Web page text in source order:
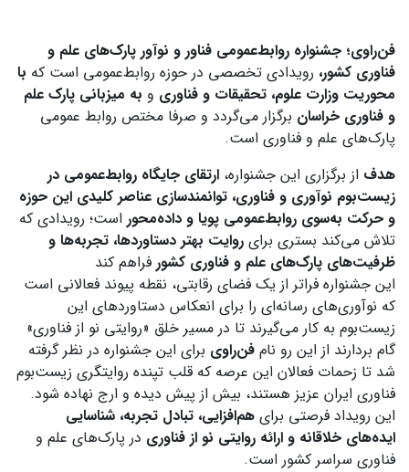
فن‌راوی؛ جشنواره روابط‌عمومی فناور و نوآور پارک‌های علم و
فناوری کشور، رویدادی تخصصی در حوزه روابط‌عمومی است که با
محوریت وزارت علوم، تحقیقات و فناوری و به میزبانی پارک علم
و فناوری خراسان برگزار می‌گردد و صرفا مختص روابط عمومی
پارک‌های علم و فناوری است.
هدف از برگزاری این جشنواره، ارتقای جایگاه روابط‌عمومی در
زیست‌بوم نوآوری و فناوری، توانمندسازی عناصر کلیدی این حوزه
و حرکت به‌سوی روابط‌عمومی پویا و داده‌محور ‌است؛ رویدادی که
تلاش می‌کند بستری برای روایت بهتر دستاوردها، تجربه‌ها و
ظرفیت‌های پارک‌های علم و فناوری کشور فراهم کند
این جشنواره فراتر از یک فضای رقابتی، نقطه پیوند فعالانی است
که نوآوری‌های رسانه‌ای را برای انعکاس دستاوردهای این
زیست‌بوم به کار می‌گیرند تا در مسیر خلق «روایتی نو از فناوری»
گام بردارند از این رو نام فن‌راوی برای این جشنواره در نظر گرفته
شد تا زحمات فعالان این عرصه که قلب تپنده روایتگری زیست‌بوم
فناوری ایران عزیز هستند، بیش از پیش دیده و ارج نهاده شود.
این رویداد فرصتی برای هم‌افزایی، تبادل تجربه، شناسایی
ایده‌های خلاقانه و ارائه روایتی نو از فناوری در پارک‌های علم و
فناوری سراسر کشور است.